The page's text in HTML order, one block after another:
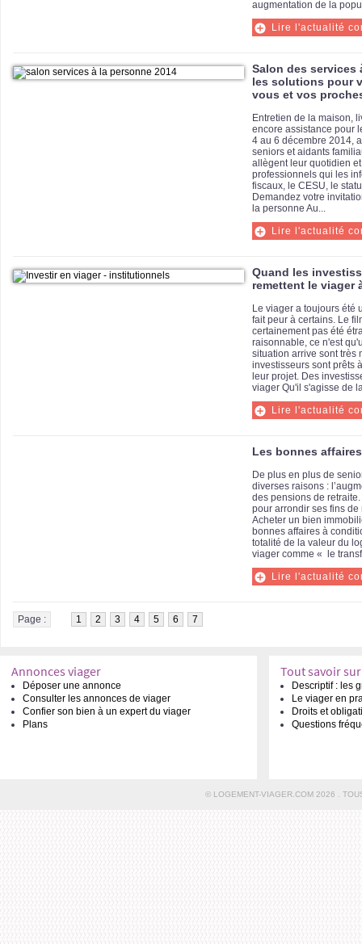
augmentation de la
Lire l'actualité
Salon des services
les solutions pour
vous et vos
Entretien de la maison,
encore assistance pour
4 au 6 décembre 2014,
seniors et aidants
allègent leur quotidien
professionnels qui les
fiscaux, le CESU, le
Demandez votre
la personne Au...
Lire l'actualité
Quand les
remettent le viager
Le viager a toujours été
fait peur à certains. Le
certainement pas été
raisonnable, ce n'est
situation arrive sont très
investisseurs sont prêts
leur projet. Des
viager Qu'il s'agisse de
Lire l'actualité
Les bonnes
De plus en plus de
diverses raisons :
des pensions de
pour arrondir ses fins de
Acheter un bien
bonnes affaires à
totalité de la valeur du
viager comme « le
Lire l'actualité
Page : 1 2 3 4 5 6 7
Annonces viager
Déposer une annonce
Consulter les annonces de viager
Confier son bien à un expert du viager
Plans
Tout savoir
Descriptif : les
Le viager en
Droits et
Questions
© LOGEMENT-VIAGER.COM 2026 .